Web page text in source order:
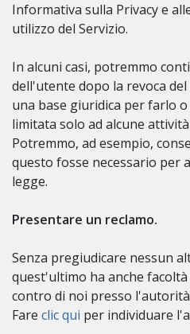
Informativa sulla Privacy e
utilizzo del Servizio.
In alcuni casi, potremmo
dell'utente dopo la revoca
una base giuridica per farlo
limitata solo ad alcune
Potremmo, ad esempio,
questo fosse necessario per
legge.
Presentare un reclamo.
Senza pregiudicare nessun
quest'ultimo ha anche
contro di noi presso
Fare clic qui per individuare